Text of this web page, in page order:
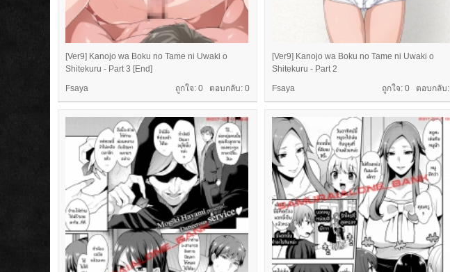
[Ver9] Kanojo wa Boku no Tame ni Uwaki o
Shitekuru - Part 3 [End]
ถูกใจ: 0 ตอบกลับ: 0
Fsaya
[Ver9] Kanojo wa Boku no Tame ni Uwaki o
Shitekuru - Part 2
ถูกใจ: 0 ตอบกลับ:
Fsaya